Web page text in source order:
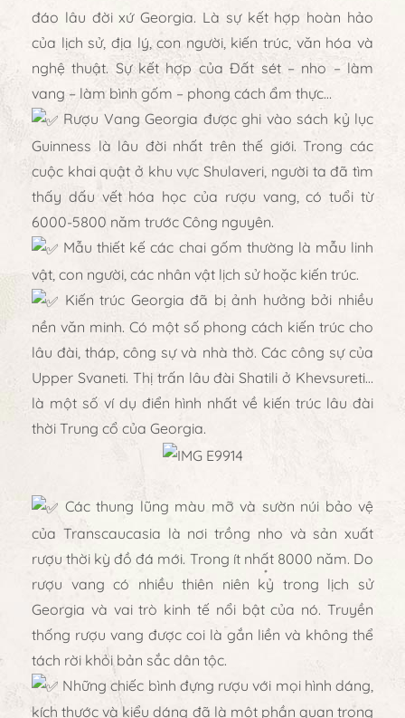
đáo lâu đời xứ Georgia. Là sự kết hợp hoàn hảo
của lịch sử, địa lý, con người, kiến trúc, văn hóa và
nghệ thuật. Sự kết hợp của Đất sét – nho – làm
vang – làm bình gốm – phong cách ẩm thực…
Rượu Vang Georgia được ghi vào sách kỷ lục
Guinness là lâu đời nhất trên thế giới. Trong các
cuộc khai quật ở khu vực Shulaveri, người ta đã tìm
thấy dấu vết hóa học của rượu vang, có tuổi từ
6000-5800 năm trước Công nguyên.
Mẫu thiết kế các chai gốm thường là mẫu linh
vật, con người, các nhân vật lịch sử hoặc kiến trúc.
Kiến trúc Georgia đã bị ảnh hưởng bởi nhiều
nền văn minh. Có một số phong cách kiến trúc cho
lâu đài, tháp, công sự và nhà thờ. Các công sự của
Upper Svaneti. Thị trấn lâu đài Shatili ở Khevsureti…
là một số ví dụ điển hình nhất về kiến trúc lâu đài
thời Trung cổ của Georgia.
Các thung lũng màu mỡ và sườn núi bảo vệ
của Transcaucasia là nơi trồng nho và sản xuất
rượu thời kỳ đồ đá mới. Trong ít nhất 8000 năm. Do
rượu vang có nhiều thiên niên kỷ trong lịch sử
Georgia và vai trò kinh tế nổi bật của nó. Truyền
thống rượu vang được coi là gắn liền và không thể
tách rời khỏi bản sắc dân tộc.
Những chiếc bình đựng rượu với mọi hình dáng,
kích thước và kiểu dáng đã là một phần quan trọng